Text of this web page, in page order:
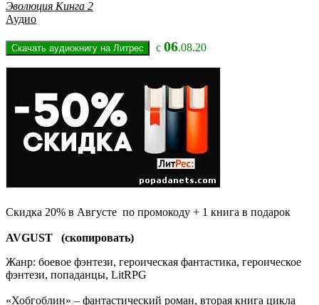
Эволюция Кинга 2
Аудио
с 06.08.20
Скидка 20% в Августе по промокоду + 1 книга в подарок
AVGUST (скопировать)
Жанр: боевое фэнтези, героическая фантастика, героическое
фэнтези, попаданцы, LitRPG
«Хобгоблин» – фантастический роман, вторая книга цикла